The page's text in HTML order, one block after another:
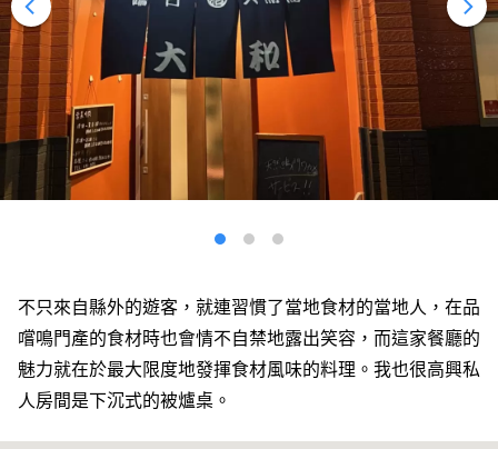
不只來自縣外的遊客，就連習慣了當地食材的當地人，在品
嚐鳴門產的食材時也會情不自禁地露出笑容，而這家餐廳的
魅力就在於最大限度地發揮食材風味的料理。我也很高興私
人房間是下沉式的被爐桌。